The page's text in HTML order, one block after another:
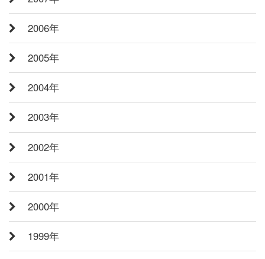
2006年
2005年
2004年
2003年
2002年
2001年
2000年
1999年